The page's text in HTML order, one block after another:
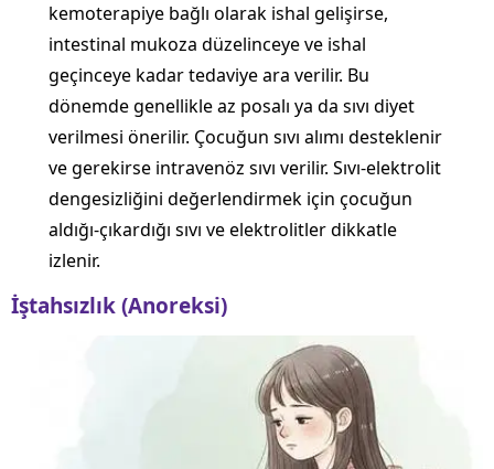
kemoterapiye bağlı olarak ishal gelişirse,
intestinal mukoza düzelinceye ve ishal
geçinceye kadar tedaviye ara verilir. Bu
dönemde genellikle az posalı ya da sıvı diyet
verilmesi önerilir. Çocuğun sıvı alımı desteklenir
ve gerekirse intravenöz sıvı verilir. Sıvı-elektrolit
dengesizliğini değerlendirmek için çocuğun
aldığı-çıkardığı sıvı ve elektrolitler dikkatle
izlenir.
İştahsızlık (Anoreksi)